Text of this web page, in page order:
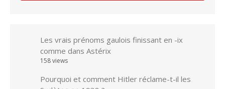
Les vrais prénoms gaulois finissant en -ix
comme dans Astérix
158 views
Pourquoi et comment Hitler réclame-t-il les